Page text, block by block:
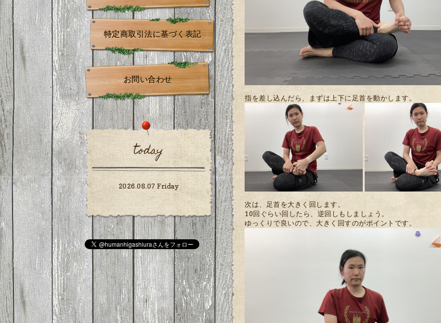
指を差し込んだら、まずは上下に足首を動かします。
次は、足首を大きく回します。
10回ぐらい回したら、逆回しもしましょう。
ゆっくりで良いので、大きく回すのがポイントです。
特定商取引法に基づく表記
お問い合わせ
today
2026.08.07 Friday